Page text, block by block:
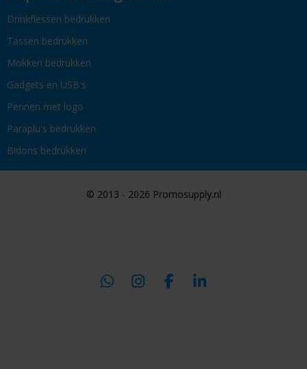
Drinkflessen bedrukken
Tassen bedrukken
Mokken bedrukken
Gadgets en USB's
Pennen met logo
Paraplu's bedrukken
Bidons bedrukken
© 2013 - 2026 Promosupply.nl